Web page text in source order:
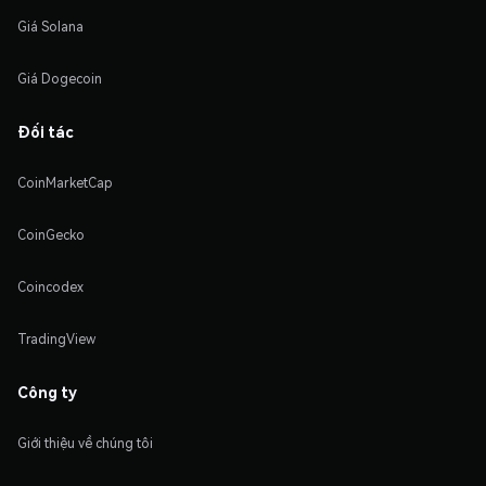
Giá Solana
Giá Dogecoin
Đối tác
CoinMarketCap
CoinGecko
Coincodex
TradingView
Công ty
Giới thiệu về chúng tôi